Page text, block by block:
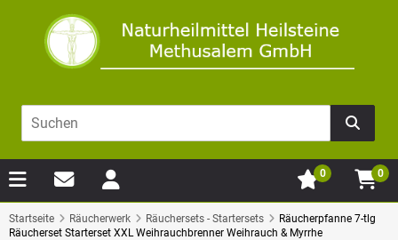
0
0
Startseite Räucherwerk Räuchersets - Startersets
Räucherpfanne 7-tlg
Räucherset Starterset XXL Weihrauchbrenner Weihrauch & Myrrhe